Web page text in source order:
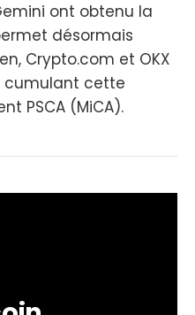
ont obtenu la
désormais
Crypto.com et OKX
cumulant cette
PSCA (MiCA).